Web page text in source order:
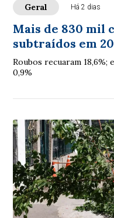
Geral Há 2 dias
Mais de 830 mil
subtraídos em
Roubos recuaram
0,9%